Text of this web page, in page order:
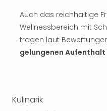
Auch das reichhaltige
Wellnessbereich mit
tragen laut
gelungenen Aufenthalt
Kulinarik